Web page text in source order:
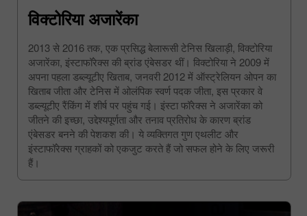
विक्टोरिया अजारेंका
2013 से 2016 तक, एक प्रसिद्ध बेलारूसी टेनिस खिलाड़ी, विक्टोरिया
अजारेंका, इंस्टाफॉरेक्स की ब्रांड एंबेसडर थीं। विक्टोरिया ने 2009 में
अपना पहला डब्ल्यूटीए खिताब, जनवरी 2012 में ऑस्ट्रेलियन ओपन का
खिताब जीता और टेनिस में ओलंपिक स्वर्ण पदक जीता, इस प्रकार वे
डब्ल्यूटीए रैंकिंग में शीर्ष पर पहुंच गई। इंस्टा फॉरेक्स ने अजारेंका को
जीतने की इच्छा, उद्देश्यपूर्णता और तनाव प्रतिरोध के कारण ब्रांड
एंबेसडर बनने की पेशकश की। ये व्यक्तिगत गुण एथलीट और
इंस्टाफॉरेक्स ग्राहकों को एकजुट करते हैं जो सफल होने के लिए जरूरी
हैं।